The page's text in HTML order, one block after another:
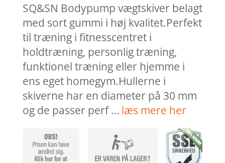
SQ&SN Bodypump vægtskiver belagt
med sort gummi i høj kvalitet.Perfekt
til træning i fitnesscentret i
holdtræning, personlig træning,
funktionel træning eller hjemme i
ens eget homegym.Hullerne i
skiverne har en diameter på 30 mm
og de passer perf … læs mere her